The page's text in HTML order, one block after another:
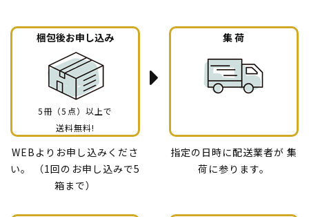
梱包後お申し込み
5冊（5点）以上で
送料無料!
WEBよりお申し込みくださ
い。
（1回のお申し込みで5
箱まで）
集 荷
指定の日時に配送業者が 集
荷に参ります。